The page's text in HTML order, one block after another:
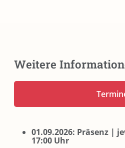
Weitere
01.09.2026: Präsenz |
17:00 Uhr